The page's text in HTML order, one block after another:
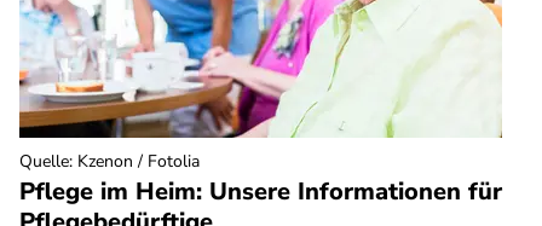
Pflege im Heim: Unsere Informationen für
Quelle: Kzenon / Fotolia